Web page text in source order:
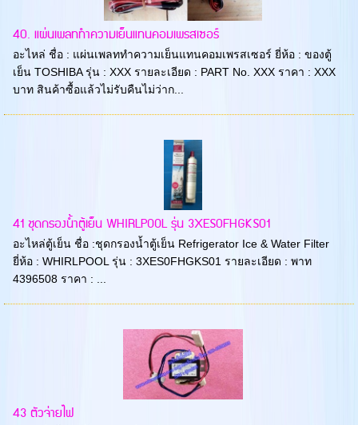
40. แผ่นเพลททำความเย็นแทนคอมเพรสเซอร์
อะไหล่ ชื่อ : แผ่นเพลททำความเย็นแทนคอมเพรสเซอร์ ยี่ห้อ : ของตู้
เย็น TOSHIBA รุ่น : XXX รายละเอียด : PART No. XXX ราคา : XXX
บาท สินค้าซื้อแล้วไม่รับคืนไม่ว่าก...
41 ชุดกรองน้ำตู้เย็น WHIRLPOOL รุ่น 3XES0FHGKS01
อะไหล่ตู้เย็น ชื่อ :ชุดกรองน้ำตู้เย็น Refrigerator Ice & Water Filter
ยี่ห้อ : WHIRLPOOL รุ่น : 3XES0FHGKS01 รายละเอียด : พาท
4396508 ราคา : ...
43 ตัวจ่ายไฟ